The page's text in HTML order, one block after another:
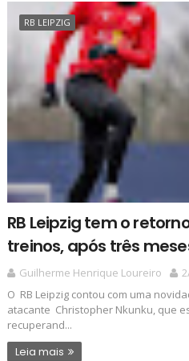
RB LEIPZIG
RB Leipzig tem o
treinos, após três
Guilherme Henrique Loureiro
O RB Leipzig contou com uma
atacante Christopher Nkunku, que
recuperand...
Leia mais